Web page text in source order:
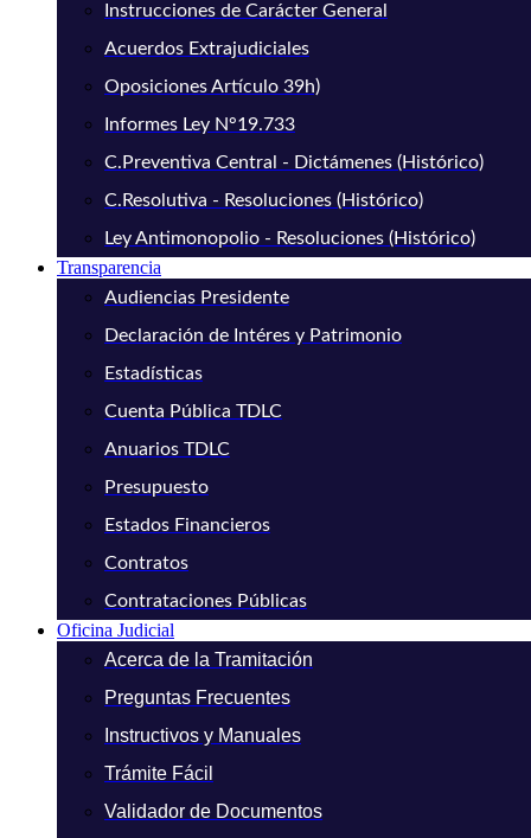
Instrucciones de Carácter General
Acuerdos Extrajudiciales
Oposiciones Artículo 39h)
Informes Ley N°19.733
C.Preventiva Central - Dictámenes (Histórico)
C.Resolutiva - Resoluciones (Histórico)
Ley Antimonopolio - Resoluciones (Histórico)
Transparencia
Audiencias Presidente
Declaración de Intéres y Patrimonio
Estadísticas
Cuenta Pública TDLC
Anuarios TDLC
Presupuesto
Estados Financieros
Contratos
Contrataciones Públicas
Oficina Judicial
Acerca de la Tramitación
Preguntas Frecuentes
Instructivos y Manuales
Trámite Fácil
Validador de Documentos